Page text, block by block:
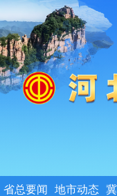
省总要闻 地市动态